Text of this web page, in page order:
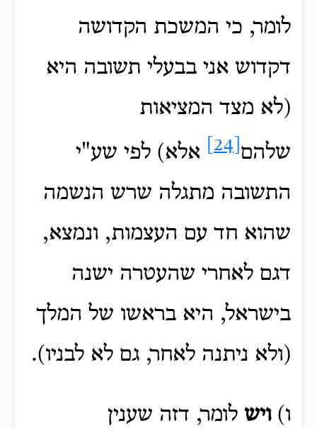
לומר, כי המשכת הקדושה
דקדוש אני בבעלי תשובה היא
(לא מצד המציאות
שלהם
אלא) לפי שע"י
התשובה מתגלה שרש הנשמה
שהוא חד עם העצמות, ונמצא,
דגם לאחרי שהעטרה ישנה
בישראל, היא בראשו של המלך
(ולא ניתנה לאחר, גם לא לבניו).
ו)ויש לומר, דזה שענין